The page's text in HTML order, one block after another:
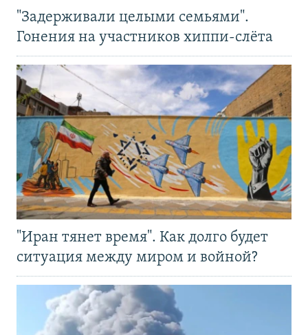
"Задерживали целыми семьями".
Гонения на участников хиппи-слёта
"Иран тянет время". Как долго будет
ситуация между миром и войной?